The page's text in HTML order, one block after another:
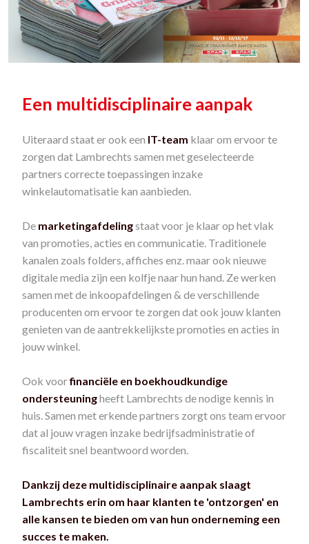
Een multidisciplinaire aanpak
Uiteraard staat er ook een IT-team klaar om ervoor te
zorgen dat Lambrechts samen met geselecteerde
partners correcte toepassingen inzake
winkelautomatisatie kan aanbieden.
De marketingafdelingstaat voor je klaar op het vlak
van promoties, acties en communicatie. Traditionele
kanalen zoals folders, affiches enz. maar ook nieuwe
digitale media zijn een kolfje naar hun hand. Ze werken
samen met de inkoopafdelingen & de verschillende
producenten om ervoor te zorgen dat ook jouw klanten
genieten van de aantrekkelijkste promoties en acties in
jouw winkel.
Ook voorfinanciële en boekhoudkundige
ondersteuningheeft Lambrechts de nodige kennis in
huis. Samen met erkende partners zorgt ons team ervoor
dat al jouw vragen inzake bedrijfsadministratie of
fiscaliteit snel beantwoord worden.
Dankzij deze multidisciplinaire aanpak slaagt
Lambrechts erin om haar klanten te 'ontzorgen' en
alle kansen te bieden om van hun onderneming een
succes te maken.